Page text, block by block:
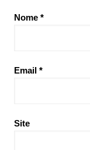
Nome *
Email *
Site